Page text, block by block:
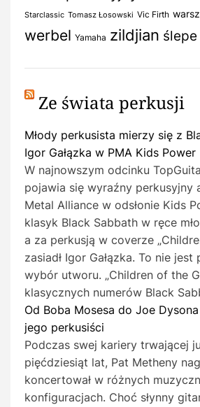
Starclassic Tomasz Łosowski Vic Firth
werbel Yamaha zildjian
Ze świata perkusji
Młody perkusista mierzy się z
Igor Gałązka w PMA Kids Power
W najnowszym odcinku
pojawia się wyraźny perkusyjny
Metal Alliance w odsłonie Kids
klasyk Black Sabbath w ręce
a za perkusją w coverze
zasiadł Igor Gałązka. To nie
wybór utworu. „Children of the
klasycznych numerów Black
Od Boba Mosesa do Joe
jego perkusiści
Podczas swej kariery trwającej
pięćdziesiąt lat, Pat Metheny
koncertował w różnych
konfiguracjach. Choć słynny